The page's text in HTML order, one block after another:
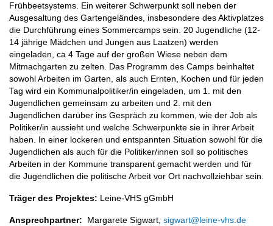
Frühbeetsystems. Ein weiterer Schwerpunkt soll neben der
Ausgesaltung des Gartengeländes, insbesondere des Aktivplatzes
die Durchführung eines Sommercamps sein. 20 Jugendliche (12-
14 jährige Mädchen und Jungen aus Laatzen) werden
eingeladen, ca 4 Tage auf der großen Wiese neben dem
Mitmachgarten zu zelten. Das Programm des Camps beinhaltet
sowohl Arbeiten im Garten, als auch Ernten, Kochen und für jeden
Tag wird ein Kommunalpolitiker/in eingeladen, um 1. mit den
Jugendlichen gemeinsam zu arbeiten und 2. mit den
Jugendlichen darüber ins Gespräch zu kommen, wie der Job als
Politiker/in aussieht und welche Schwerpunkte sie in ihrer Arbeit
haben. In einer lockeren und entspannten Situation sowohl für die
Jugendlichen als auch für die Politiker/innen soll so politisches
Arbeiten in der Kommune transparent gemacht werden und für
die Jugendlichen die politische Arbeit vor Ort nachvollziehbar sein.
Träger des Projektes: Leine-VHS gGmbH
Ansprechpartner: Margarete Sigwart, sigwart@leine-vhs.de